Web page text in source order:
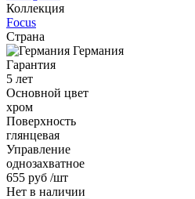
Коллекция
Focus
Страна
Германия
Гарантия
5 лет
Основной цвет
хром
Поверхность
глянцевая
Управление
однозахватное
655 руб /шт
Нет в наличии